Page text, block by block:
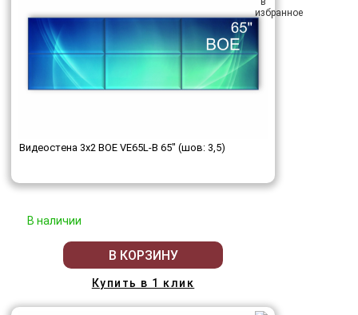
Видеостена 3x2 BOE VE65L-B 65" (шов: 3,5)
В наличии
В КОРЗИНУ
Купить в 1 клик